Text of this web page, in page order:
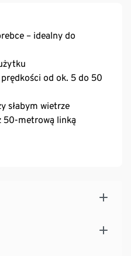
– idealny do
od ok. 5 do 50
słabym wietrze
50-metrową linką